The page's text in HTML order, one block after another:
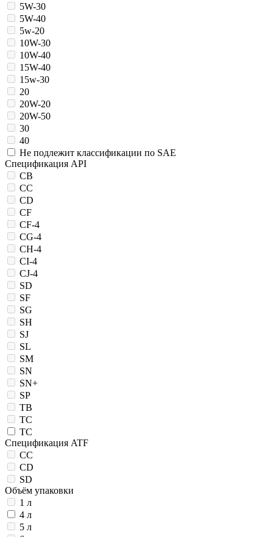
5W-30
5W-40
5w-20
10W-30
10W-40
15W-40
15w-30
20
20W-20
20W-50
30
40
Не подлежит классификации по SAE
Спецификация API
CB
CC
CD
CF
CF-4
CG-4
CH-4
CI-4
CJ-4
SD
SF
SG
SH
SJ
SL
SM
SN
SN+
SP
TB
TC
ТС
Спецификация ATF
CC
CD
SD
Объём упаковки
1 л
4 л
5 л